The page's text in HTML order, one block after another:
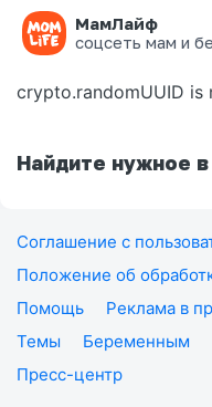
МамЛайф
соцсеть мам и
Ошибка на
crypto.randomUUID is
Найдите нужное в
Соглашение с
Положение об
Помощь
Реклама в
Темы
Беременным
Пресс-центр